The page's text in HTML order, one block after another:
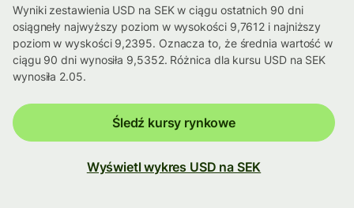
Wyniki zestawienia USD na SEK w ciągu ostatnich 90 dni
osiągneły najwyższy poziom w wysokości 9,7612 i najniższy
poziom w wyskości 9,2395. Oznacza to, że średnia wartość w
ciągu 90 dni wynosiła 9,5352. Różnica dla kursu USD na SEK
wynosiła 2.05.
Śledź kursy rynkowe
Wyświetl wykres USD na SEK